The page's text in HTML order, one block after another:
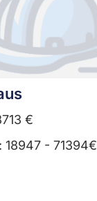
€
18947 - 71394€